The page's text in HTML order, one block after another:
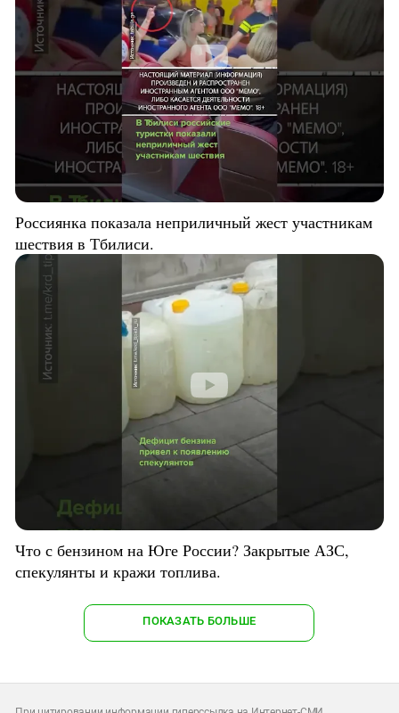
Россиянка показала неприличный жест участникам
шествия в Тбилиси.
Что с бензином на Юге России? Закрытые АЗС,
спекулянты и кражи топлива.
ПОКАЗАТЬ БОЛЬШЕ